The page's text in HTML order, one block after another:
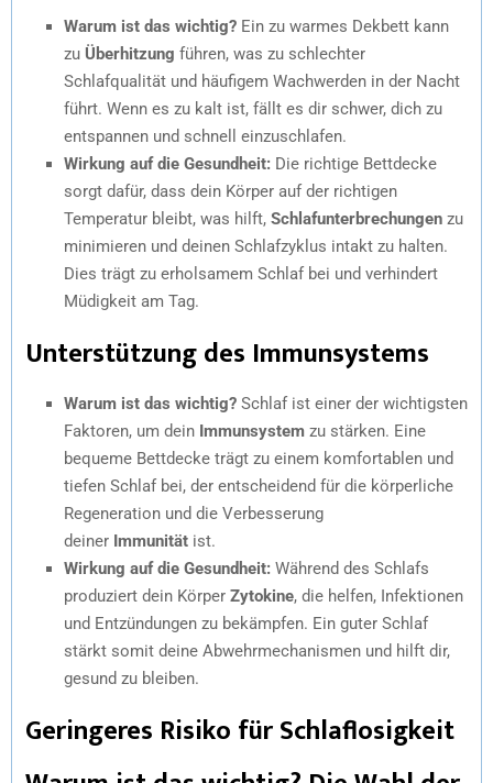
Warum ist das wichtig? Ein zu warmes Dekbett kann
zu Überhitzung führen, was zu schlechter
Schlafqualität und häufigem Wachwerden in der Nacht
führt. Wenn es zu kalt ist, fällt es dir schwer, dich zu
entspannen und schnell einzuschlafen.
Wirkung auf die Gesundheit: Die richtige Bettdecke
sorgt dafür, dass dein Körper auf der richtigen
Temperatur bleibt, was hilft, Schlafunterbrechungen zu
minimieren und deinen Schlafzyklus intakt zu halten.
Dies trägt zu erholsamem Schlaf bei und verhindert
Müdigkeit am Tag.
Unterstützung des Immunsystems
Warum ist das wichtig? Schlaf ist einer der wichtigsten
Faktoren, um dein Immunsystem zu stärken. Eine
bequeme Bettdecke trägt zu einem komfortablen und
tiefen Schlaf bei, der entscheidend für die körperliche
Regeneration und die Verbesserung
deiner Immunität ist.
Wirkung auf die Gesundheit: Während des Schlafs
produziert dein Körper Zytokine, die helfen, Infektionen
und Entzündungen zu bekämpfen. Ein guter Schlaf
stärkt somit deine Abwehrmechanismen und hilft dir,
gesund zu bleiben.
Geringeres Risiko für Schlaflosigkeit